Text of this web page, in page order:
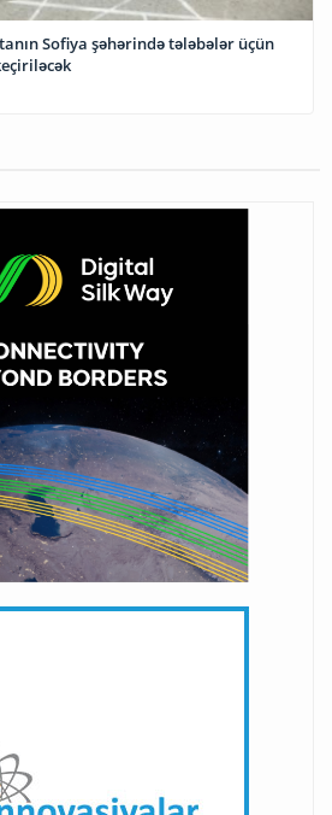
Sofiya şəhərində tələbələr üçün